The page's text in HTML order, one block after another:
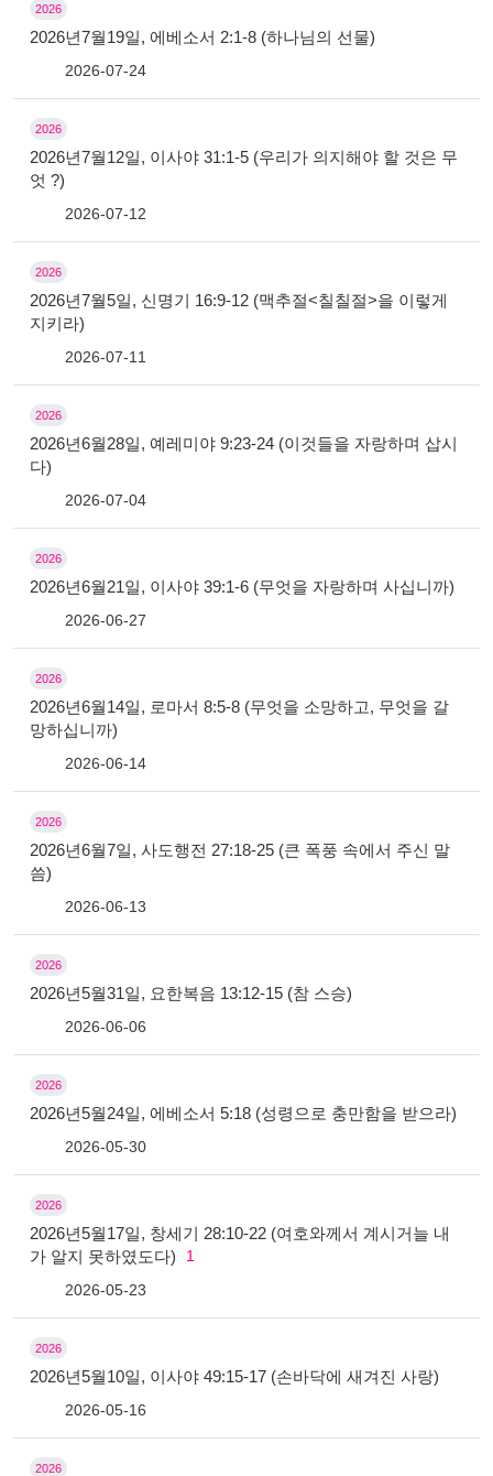
2026
2026년7월19일, 에베소서 2:1-8 (하나님의 선물)
2026-07-24
2026
2026년7월12일, 이사야 31:1-5 (우리가 의지해야 할 것은 무
엇 ?)
2026-07-12
2026
2026년7월5일, 신명기 16:9-12 (맥추절<칠칠절>을 이렇게
지키라)
2026-07-11
2026
2026년6월28일, 예레미야 9:23-24 (이것들을 자랑하며 삽시
다)
2026-07-04
2026
2026년6월21일, 이사야 39:1-6 (무엇을 자랑하며 사십니까)
2026-06-27
2026
2026년6월14일, 로마서 8:5-8 (무엇을 소망하고, 무엇을 갈
망하십니까)
2026-06-14
2026
2026년6월7일, 사도행전 27:18-25 (큰 폭풍 속에서 주신 말
씀)
2026-06-13
2026
2026년5월31일, 요한복음 13:12-15 (참 스승)
2026-06-06
2026
2026년5월24일, 에베소서 5:18 (성령으로 충만함을 받으라)
2026-05-30
2026
2026년5월17일, 창세기 28:10-22 (여호와께서 계시거늘 내
가 알지 못하였도다)
1
2026-05-23
2026
2026년5월10일, 이사야 49:15-17 (손바닥에 새겨진 사랑)
2026-05-16
2026